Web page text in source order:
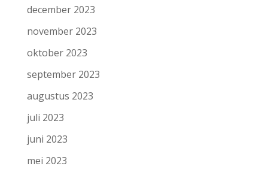
december 2023
november 2023
oktober 2023
september 2023
augustus 2023
juli 2023
juni 2023
mei 2023